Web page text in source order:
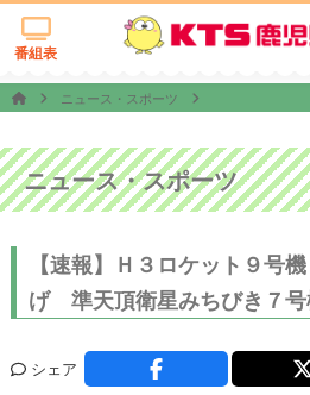
番組表
ニュース・スポーツ
ニュース・スポーツ
【速報】Ｈ３ロケット９号
げ 準天頂衛星みちびき７
シェア